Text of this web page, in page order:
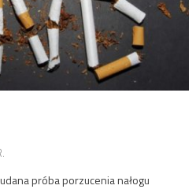
próba porzucenia nałogu